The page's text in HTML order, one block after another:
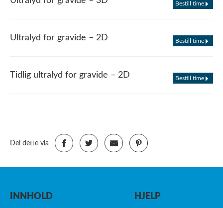
Bestill time
Ultralyd for gravide – 2D Bestill time
Tidlig ultralyd for gravide – 2D Bestill time
Del dette via
INNHOLD
HJELP